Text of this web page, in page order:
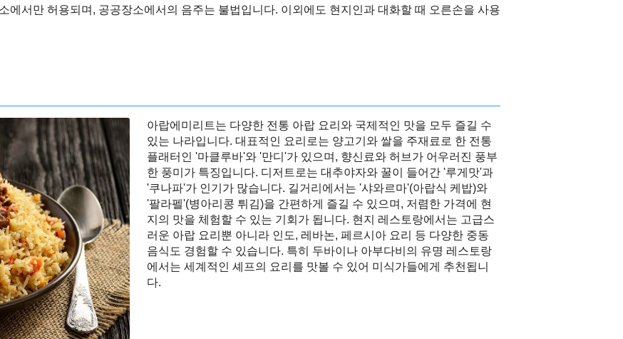
에서만 허용되며, 공공장소에서의 음주는 불법입니다. 이외에도 현지인과 대화할 때 오른손을 사용
아랍에미리트는 다양한 전통 아랍 요리와 국제적인 맛을 모두 즐길 수
있는 나라입니다. 대표적인 요리로는 양고기와 쌀을 주재료로 한 전통
플래터인 '마클루바'와 '만디'가 있으며, 향신료와 허브가 어우러진 풍부
한 풍미가 특징입니다. 디저트로는 대추야자와 꿀이 들어간 '루게맛'과
'쿠나파'가 인기가 많습니다. 길거리에서는 '샤와르마'(아랍식 케밥)와
'팔라펠'(병아리콩 튀김)을 간편하게 즐길 수 있으며, 저렴한 가격에 현
지의 맛을 체험할 수 있는 기회가 됩니다. 현지 레스토랑에서는 고급스
러운 아랍 요리뿐 아니라 인도, 레바논, 페르시아 요리 등 다양한 중동
음식도 경험할 수 있습니다. 특히 두바이나 아부다비의 유명 레스토랑
에서는 세계적인 셰프의 요리를 맛볼 수 있어 미식가들에게 추천됩니
다.